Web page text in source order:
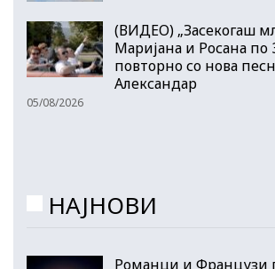
(ВИДЕО) „Засекогаш
Маријана и Росана по
повторно со нова
Александар
05/08/2026
НАЈНОВИ
Романци и Французи